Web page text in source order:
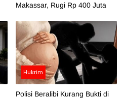
Makassar, Rugi Rp 400 Juta
Hukrim
Polisi Beralibi Kurang Bukti di